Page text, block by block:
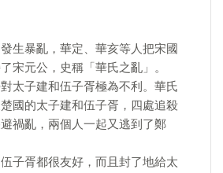
生暴亂，華定、華亥等人把宋國
宋元公，史稱「華氏之亂」。
太子建和伍子胥極為不利。華氏
國的太子建和伍子胥，四處追殺
禍亂，兩個人一起又逃到了鄭
子胥都很友好，而且封了地給太